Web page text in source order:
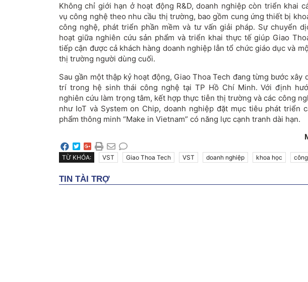
Không chỉ giới hạn ở hoạt động R&D, doanh nghiệp còn triển khai
vụ công nghệ theo nhu cầu thị trường, bao gồm cung ứng thiết bị
công nghệ, phát triển phần mềm và tư vấn giải pháp. Sự chuyển
hoạt giữa nghiên cứu sản phẩm và triển khai thực tế giúp Giao
tiếp cận được cả khách hàng doanh nghiệp lẫn tổ chức giáo dục và
thị trường người dùng cuối.
Sau gần một thập kỷ hoạt động, Giao Thoa Tech đang từng bước xây
trí trong hệ sinh thái công nghệ tại TP Hồ Chí Minh. Với định
nghiên cứu làm trọng tâm, kết hợp thực tiễn thị trường và các công
như IoT và System on Chip, doanh nghiệp đặt mục tiêu phát triển
phẩm thông minh “Make in Vietnam” có năng lực cạnh tranh dài hạn.
TỪ KHÓA: VST Giao Thoa Tech VST doanh nghiệp khoa học